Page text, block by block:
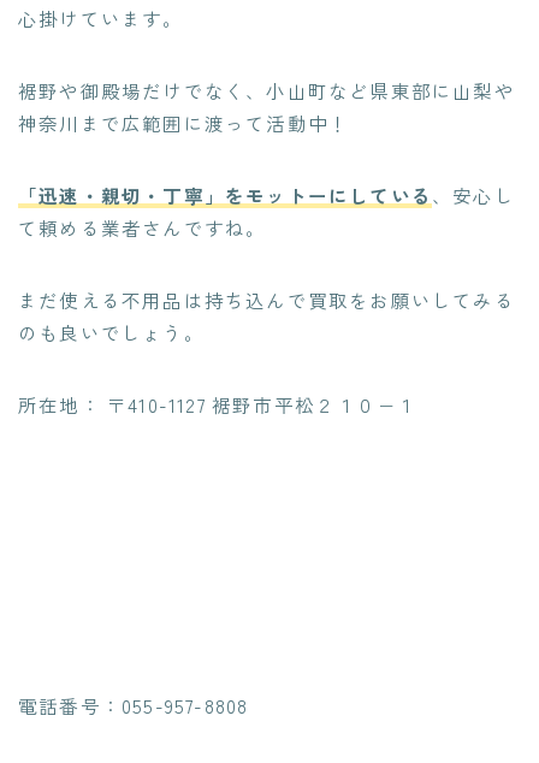
心掛けています。
裾野や御殿場だけでなく、小山町など県東部に山梨や
神奈川まで広範囲に渡って活動中！
「迅速・親切・丁寧」をモットー にしている 、安心し
て頼める業者さんですね。
まだ使える不用品は持ち込んで買取をお願いしてみる
のも良いでしょう。
所在地： 〒410-1127 裾野市平松２１０−１
電話番号：055-957-8808